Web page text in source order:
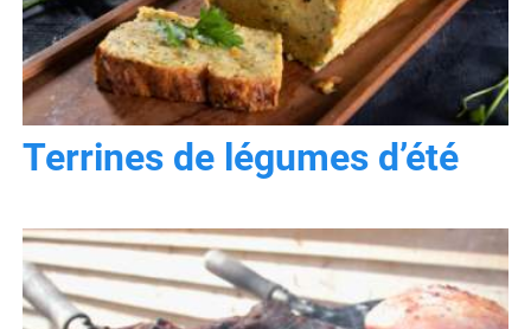
Terrines de légumes d’été